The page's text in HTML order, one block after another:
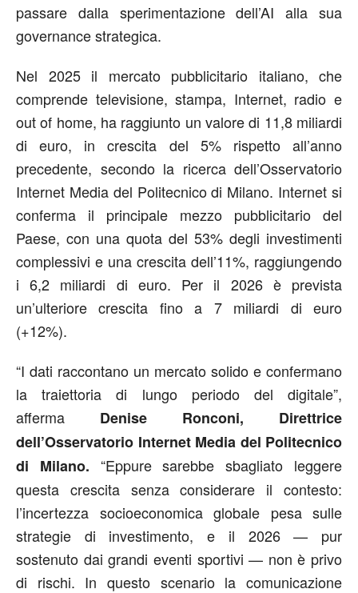
passare dalla sperimentazione dell’AI alla sua
governance strategica.
Nel 2025 il mercato pubblicitario italiano, che
comprende televisione, stampa, Internet, radio e
out of home, ha raggiunto un valore di 11,8 miliardi
di euro, in crescita del 5% rispetto all’anno
precedente, secondo la ricerca dell’Osservatorio
Internet Media del Politecnico di Milano. Internet si
conferma il principale mezzo pubblicitario del
Paese, con una quota del 53% degli investimenti
complessivi e una crescita dell’11%, raggiungendo
i 6,2 miliardi di euro. Per il 2026 è prevista
un’ulteriore crescita fino a 7 miliardi di euro
(+12%).
“I dati raccontano un mercato solido e confermano
la traiettoria di lungo periodo del digitale”,
afferma Denise Ronconi, Direttrice
dell’Osservatorio Internet Media del Politecnico
di Milano. “Eppure sarebbe sbagliato leggere
questa crescita senza considerare il contesto:
l’incertezza socioeconomica globale pesa sulle
strategie di investimento, e il 2026 — pur
sostenuto dai grandi eventi sportivi — non è privo
di rischi. In questo scenario la comunicazione